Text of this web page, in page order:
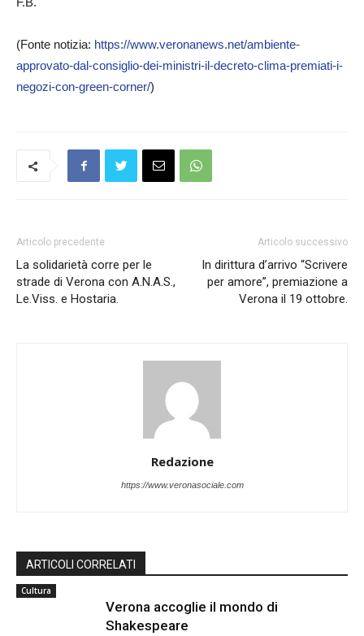
(Fonte notizia: https://www.veronanews.net/ambiente-
approvato-dal-consiglio-dei-ministri-il-decreto-clima-premiati-i-
negozi-con-green-corner/)
Articolo precedente
La solidarietà corre per le
strade di Verona con A.N.A.S.,
Le.Viss. e Hostaria.
Articolo successivo
In dirittura d’arrivo “Scrivere
per amore”, premiazione a
Verona il 19 ottobre.
Redazione
https://www.veronasociale.com
ARTICOLI CORRELATI
Cultura
Verona accoglie il mondo di
Shakespeare